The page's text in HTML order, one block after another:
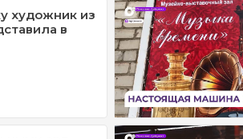
художник из
в